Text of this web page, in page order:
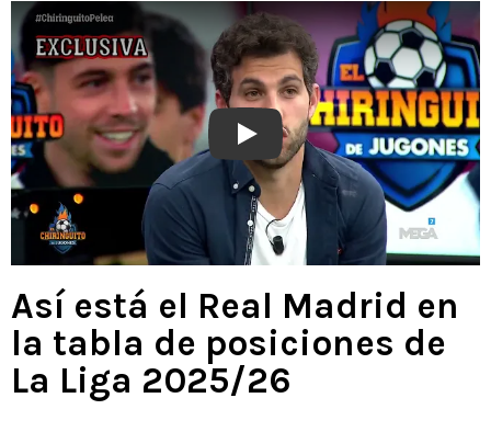
Play
Así está el Real Madrid en
la tabla de posiciones de
La Liga 2025/26